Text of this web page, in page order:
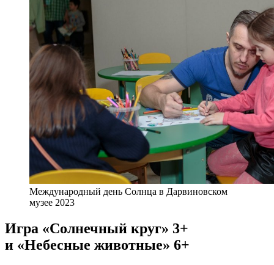
Международный день Солнца в Дарвиновском
музее 2023
Игра «Солнечный круг» 3+
и «Небесные животные» 6+